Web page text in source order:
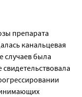
препарата
канальцевая
случаев была